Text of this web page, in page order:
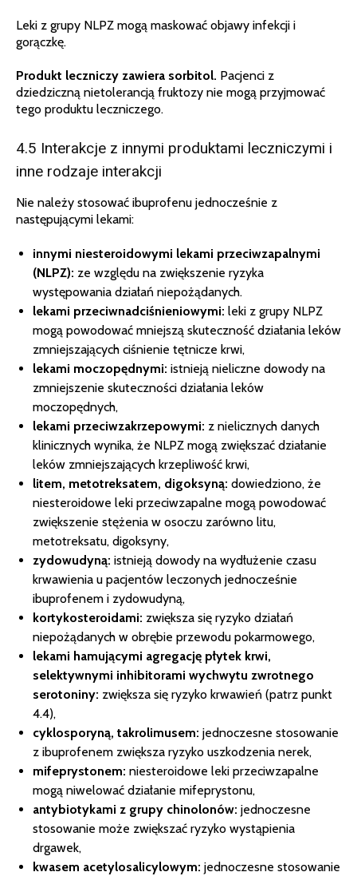
Leki z grupy NLPZ mogą maskować objawy infekcji i
gorączkę.
Produkt leczniczy zawiera sorbitol. Pacjenci z
dziedziczną nietolerancją fruktozy nie mogą przyjmować
tego produktu leczniczego.
4.5 Interakcje z innymi produktami leczniczymi i
inne rodzaje interakcji
Nie należy stosować ibuprofenu jednocześnie z
następującymi lekami:
innymi niesteroidowymi lekami przeciwzapalnymi
(NLPZ): ze względu na zwiększenie ryzyka
występowania działań niepożądanych.
lekami przeciwnadciśnieniowymi: leki z grupy NLPZ
mogą powodować mniejszą skuteczność działania leków
zmniejszających ciśnienie tętnicze krwi,
lekami moczopędnymi: istnieją nieliczne dowody na
zmniejszenie skuteczności działania leków
moczopędnych,
lekami przeciwzakrzepowymi: z nielicznych danych
klinicznych wynika, że NLPZ mogą zwiększać działanie
leków zmniejszających krzepliwość krwi,
litem, metotreksatem, digoksyną: dowiedziono, że
niesteroidowe leki przeciwzapalne mogą powodować
zwiększenie stężenia w osoczu zarówno litu,
metotreksatu, digoksyny,
zydowudyną: istnieją dowody na wydłużenie czasu
krwawienia u pacjentów leczonych jednocześnie
ibuprofenem i zydowudyną,
kortykosteroidami: zwiększa się ryzyko działań
niepożądanych w obrębie przewodu pokarmowego,
lekami hamującymi agregację płytek krwi,
selektywnymi inhibitorami wychwytu zwrotnego
serotoniny: zwiększa się ryzyko krwawień (patrz punkt
4.4),
cyklosporyną, takrolimusem: jednoczesne stosowanie
z ibuprofenem zwiększa ryzyko uszkodzenia nerek,
mifeprystonem: niesteroidowe leki przeciwzapalne
mogą niwelować działanie mifeprystonu,
antybiotykami z grupy chinolonów: jednoczesne
stosowanie może zwiększać ryzyko wystąpienia
drgawek,
kwasem acetylosalicylowym: jednoczesne stosowanie